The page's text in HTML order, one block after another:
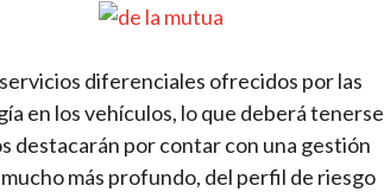
diferenciales ofrecidos por las
en los vehículos, lo que deberá tenerse
destacarán por contar con una gestión
más profundo, del perfil de riesgo